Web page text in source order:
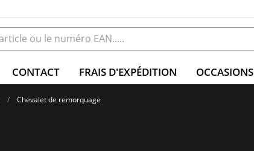
CONTACT FRAIS D'EXPÉDITION OCCASIONS
Chevalet de remorquage